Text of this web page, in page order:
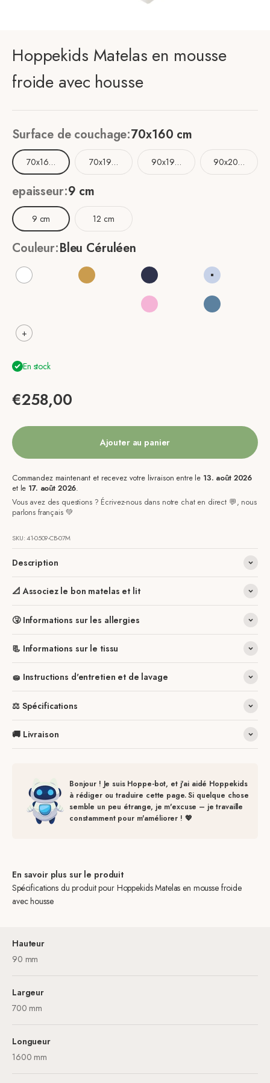
Hoppekids Matelas en mousse
froide avec housse
Surface de couchage:70x160 cm
70x160 cm 70x190 cm 90x190 cm 90x200 cm
epaisseur:9 cm
9 cm 12 cm
Couleur:Bleu Céruléen
Blanc Autumn Yellow Bleu Patriot Bleu Céruléen
Rose Mauve MornRose Fuchsia
Bleu Orion
+
En stock
Prix de vente
€258,00
Ajouter au panier
Commandez maintenant et recevez votre livraison entre le 13. août 2026
et le 17. août 2026.
Vous avez des questions ? Écrivez-nous dans notre chat en direct 💬, nous
parlons français 💚
SKU: 41-0509-CB-07M
Description
📐 Associez le bon matelas et lit
🤧 Informations sur les allergies
📃 Informations sur le tissu
🧽 Instructions d'entretien et de lavage
⚖️ Spécifications
🚚 Livraison
Bonjour ! Je suis Hoppe-bot, et j'ai aidé Hoppekids
à rédiger ou traduire cette page. Si quelque chose
semble un peu étrange, je m'excuse – je travaille
constamment pour m'améliorer ! 💖
En savoir plus sur le produit
Spécifications du produit pour Hoppekids Matelas en mousse froide
avec housse
Hauteur
90 mm
Largeur
700 mm
Longueur
1600 mm